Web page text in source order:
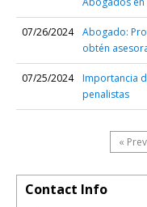
07/26/2024
Abogado:
obtén
07/25/2024
Importancia
penalistas
«
Contact Info